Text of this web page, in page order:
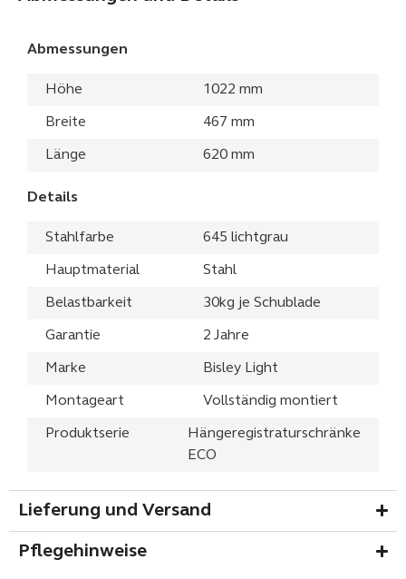
Abmessungen
Höhe 1022 mm
Breite 467 mm
Länge 620 mm
Details
Stahlfarbe 645 lichtgrau
Hauptmaterial Stahl
Belastbarkeit 30kg je Schublade
Garantie 2 Jahre
Marke Bisley Light
Montageart Vollständig montiert
Produktserie
Hängeregistraturschränke
ECO
Lieferung und Versand
Pflegehinweise